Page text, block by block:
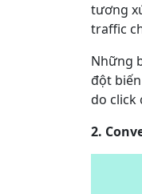
tương
traffic
Những
đột
do click
2.